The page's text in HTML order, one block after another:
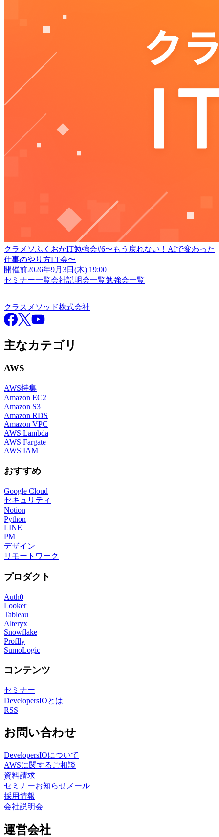
クラメソふくおかIT勉強会#6〜もう戻れない！AIで変わった
仕事のやり方LT会〜
開催前2026年9月3日(木) 19:00
セミナー一覧会社説明会一覧勉強会一覧
クラスメソッド株式会社
Facebook
X YouTube
主なカテゴリ
AWS
AWS特集
Amazon EC2
Amazon S3
Amazon RDS
Amazon VPC
AWS Lambda
AWS Fargate
AWS IAM
おすすめ
Google Cloud
セキュリティ
Notion
Python
LINE
PM
デザイン
リモートワーク
プロダクト
Auth0
Looker
Tableau
Alteryx
Snowflake
Proflly
SumoLogic
コンテンツ
セミナー
DevelopersIOとは
RSS
お問い合わせ
DevelopersIOについて
AWSに関するご相談
資料請求
セミナーお知らせメール
採用情報
会社説明会
運営会社